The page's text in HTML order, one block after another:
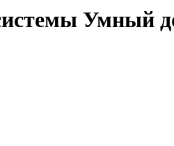
Умный